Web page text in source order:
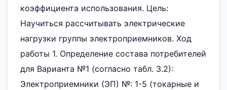
коэффициента использования. Цель:
Научиться рассчитывать электрические
нагрузки группы электроприемников. Ход
работы 1. Определение состава потребителей
для Варианта №1 (согласно табл. 3.2):
Электроприемники (ЭП) №: 1-5 (токарные и